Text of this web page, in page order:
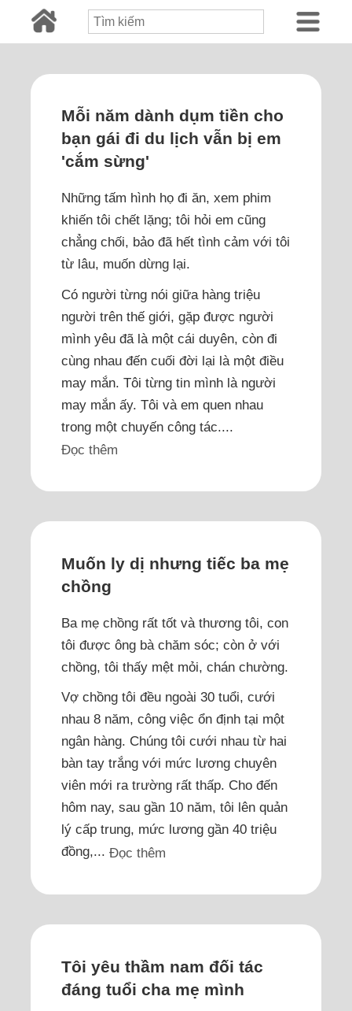
Mỗi năm dành dụm tiền cho
bạn gái đi du lịch vẫn bị em
'cắm sừng'
Những tấm hình họ đi ăn, xem phim
khiến tôi chết lặng; tôi hỏi em cũng
chẳng chối, bảo đã hết tình cảm với tôi
từ lâu, muốn dừng lại.
Có người từng nói giữa hàng triệu
người trên thế giới, gặp được người
mình yêu đã là một cái duyên, còn đi
cùng nhau đến cuối đời lại là một điều
may mắn. Tôi từng tin mình là người
may mắn ấy. Tôi và em quen nhau
trong một chuyến công tác....
Đọc thêm
Muốn ly dị nhưng tiếc ba mẹ
chồng
Ba mẹ chồng rất tốt và thương tôi, con
tôi được ông bà chăm sóc; còn ở với
chồng, tôi thấy mệt mỏi, chán chường.
Vợ chồng tôi đều ngoài 30 tuổi, cưới
nhau 8 năm, công việc ổn định tại một
ngân hàng. Chúng tôi cưới nhau từ hai
bàn tay trắng với mức lương chuyên
viên mới ra trường rất thấp. Cho đến
hôm nay, sau gần 10 năm, tôi lên quản
lý cấp trung, mức lương gần 40 triệu
đồng,... Đọc thêm
Tôi yêu thầm nam đối tác
đáng tuổi cha mẹ mình